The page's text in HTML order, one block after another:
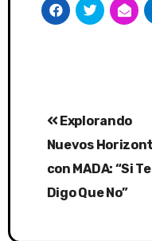
Explorando
Nuevos
con MADA: “Si Te
Digo Que No”